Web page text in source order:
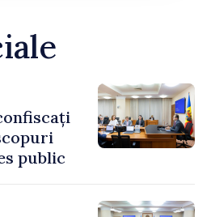
public